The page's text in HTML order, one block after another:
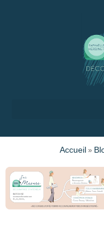
Accueil »